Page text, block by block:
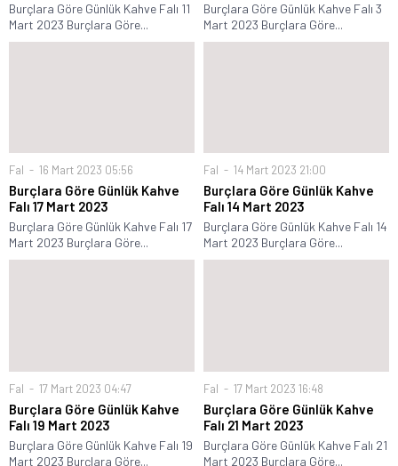
Burçlara Göre Günlük Kahve Falı 11
Mart 2023 Burçlara Göre...
Burçlara Göre Günlük Kahve Falı 3
Mart 2023 Burçlara Göre...
Fal 16 Mart 2023 05:56
Burçlara Göre Günlük Kahve
Falı 17 Mart 2023
Burçlara Göre Günlük Kahve Falı 17
Mart 2023 Burçlara Göre...
Fal 14 Mart 2023 21:00
Burçlara Göre Günlük Kahve
Falı 14 Mart 2023
Burçlara Göre Günlük Kahve Falı 14
Mart 2023 Burçlara Göre...
Fal 17 Mart 2023 04:47
Burçlara Göre Günlük Kahve
Falı 19 Mart 2023
Burçlara Göre Günlük Kahve Falı 19
Mart 2023 Burçlara Göre...
Fal 17 Mart 2023 16:48
Burçlara Göre Günlük Kahve
Falı 21 Mart 2023
Burçlara Göre Günlük Kahve Falı 21
Mart 2023 Burçlara Göre...